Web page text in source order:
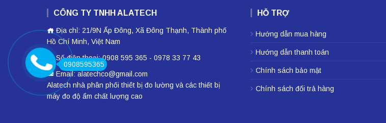
CÔNG TY TNHH ALATECH
Địa chỉ: 21/9N Ấp Đông, Xã Đông Thạnh, Thành phố
Hồ Chí Minh, Việt Nam
Số điện thoại: 0908 595 365 - 0978 33 77 43
Email: alatechco@gmail.com
Alatech nhà phân phối thiêt bị đo lường và các thiết bị
máy đo độ ẩm chất lượng cao
HỖ TRỢ
Hướng dẫn mua hàng
Hướng dẫn thanh toán
Chính sách bảo mật
Chính sách đổi trả hàng
0908595365